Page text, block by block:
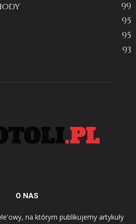
99
95
95
93
O NAS
na którym publikujemy artykuły